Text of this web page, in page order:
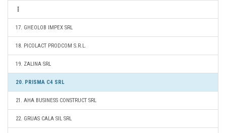
17. GHEOLOB IMPEX SRL
18. PICOLACT PRODCOM S.R.L.
19. ZALINA SRL
20. PRISMA C4 SRL
21. AHA BUSINESS CONSTRUCT SRL
22. GRUAS CALA SIL SRL